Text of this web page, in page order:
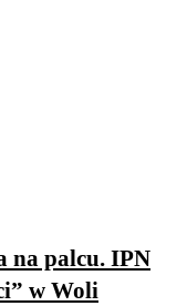
na palcu. IPN
w Woli